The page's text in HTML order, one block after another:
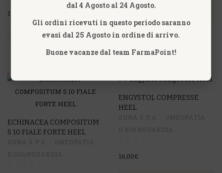
17,00€
ACQUISTA
ECHINACEA COMPOSITUM
S 10 FIALE FORTE HEEL
ENGYSTOL COMPRESSE
HEEL
16,00€
dal 4 Agosto al 24 Agosto.
Gli ordini ricevuti in questo periodo saranno
evasi dal 25 Agosto in ordine di arrivo.
Buone vacanze dal team FarmaPoint!